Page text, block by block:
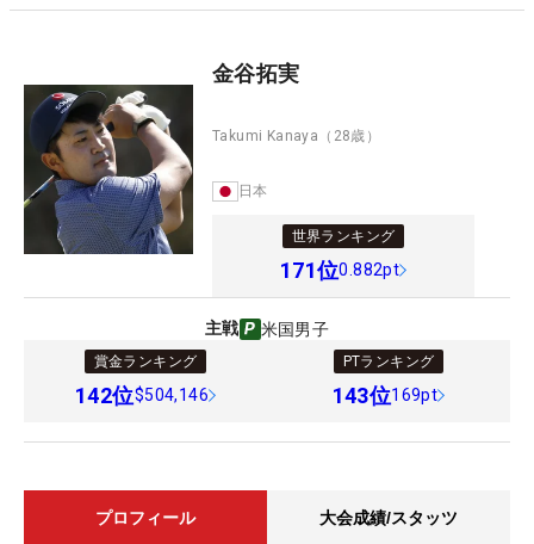
金谷拓実
Takumi Kanaya （28歳）
日本
世界ランキング
171位0.882pt
主戦 米国男子
賞金ランキング
142位$504,146
PTランキング
143位169pt
プロフィール 大会成績/スタッツ